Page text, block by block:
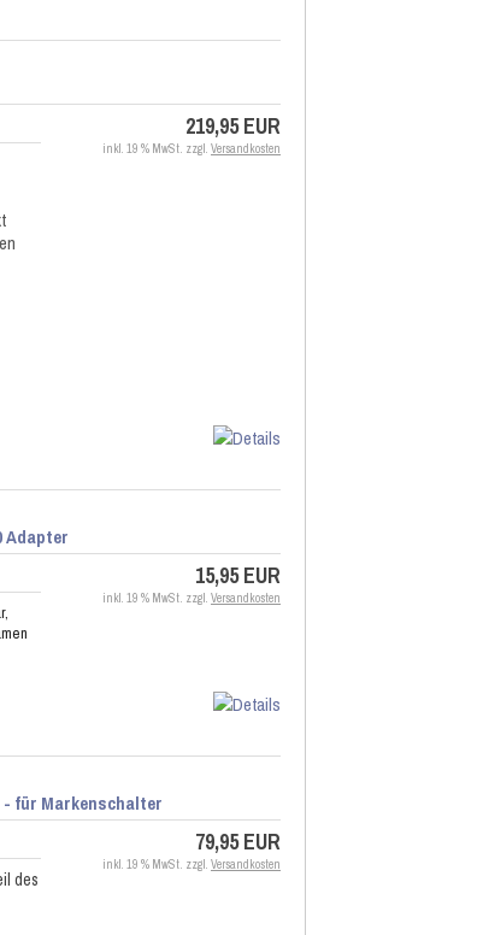
219,95 EUR
inkl. 19 % MwSt. zzgl. Versandkosten
Adapter
15,95 EUR
inkl. 19 % MwSt. zzgl. Versandkosten
für Markenschalter
des
79,95 EUR
inkl. 19 % MwSt. zzgl. Versandkosten